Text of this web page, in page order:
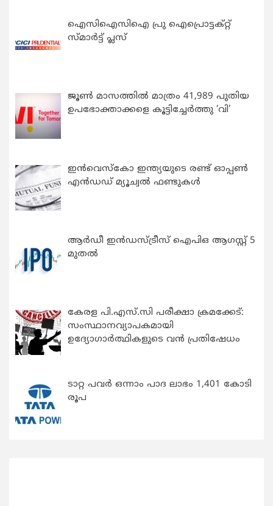
ഐസിഐസിഐ പ്രു ഐപ്രൊട്ടക്റ്റ്
സ്മാർട്ട് പ്ലസ്
ജൂൺ മാസത്തിൽ മാത്രം 41,989 പുതിയ
ഉപഭോക്താക്കളെ കൂട്ടിച്ചേർത്തു ‘വി’
ഇന്‍വെസ്കോ ഇന്ത്യയുടെ രണ്ട് ഓപ്പണ്‍
എന്‍ഡഡ് മ്യൂച്വല്‍ ഫണ്ടുകള്‍
ആർഡീ ഇൻഡസ്ട്രീസ് ഐപിഒ ആഗസ്റ്റ് 5
മുതൽ
കേരള പി.എസ്.സി പരീക്ഷാ ക്രമക്കേട്:
സംസ്ഥാനവ്യാപകമായി
ഉദ്യോഗാര്‍ത്ഥികളുടെ വന്‍ പ്രതിഷേധം
ടാറ്റ പവർ ഒന്നാം പാദ ലാഭം 1,401 കോടി
രൂപ